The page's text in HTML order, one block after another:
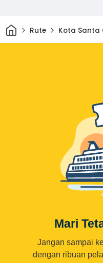
Rumah
Rute Kota Santa
Mari
Jangan sampai
dengan ribuan